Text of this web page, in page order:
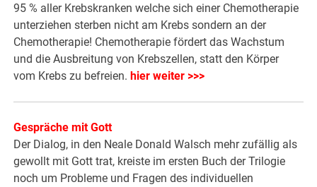
95 % aller Krebskranken welche sich einer Chemotherapie
unterziehen sterben nicht am Krebs sondern an der
Chemotherapie! Chemotherapie fördert das Wachstum
und die Ausbreitung von Krebszellen, statt den Körper
vom Krebs zu befreien. hier weiter >>>
Gespräche mit Gott
Der Dialog, in den Neale Donald Walsch mehr zufällig als
gewollt mit Gott trat, kreiste im ersten Buch der Trilogie
noch um Probleme und Fragen des individuellen